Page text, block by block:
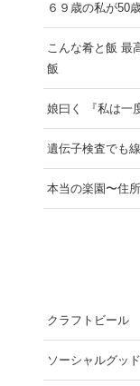
６９歳の私が50
こんな肴と飯 最
飯
娘曰く 『私は一
遺伝子検査でも
本当の楽園〜住
クラフトビール
ソーシャルグッド